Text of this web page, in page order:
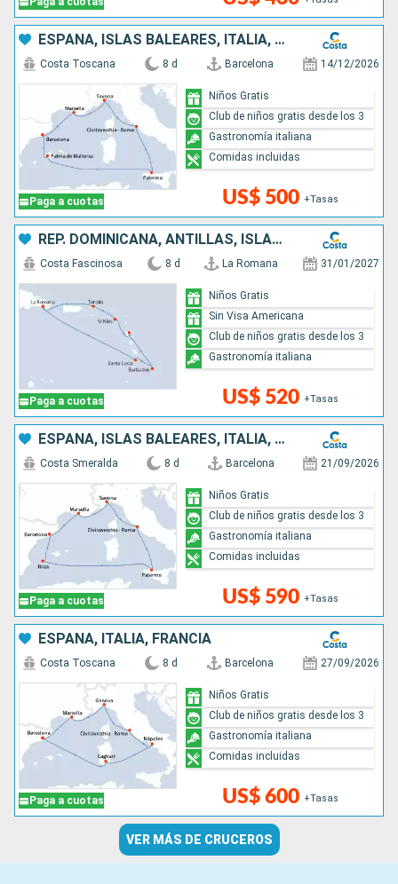
ESPAÑA, ISLAS BALEARES, ITALIA, FRANCIA
Paga a cuotas
Costa Toscana 8 d Barcelona 14/12/2026
US$ 500 +Tasas
Niños Gratis
Club de niños gratis desde los 3
Gastronomía italiana
Comidas incluidas
REP. DOMINICANA, ANTILLAS, ISLAS VÍRGENES
Paga a cuotas
Costa Fascinosa 8 d La Romana 31/01/2027
US$ 520 +Tasas
Niños Gratis
Sin Visa Americana
Club de niños gratis desde los 3
Gastronomía italiana
ESPAÑA, ISLAS BALEARES, ITALIA, FRANCIA
Paga a cuotas
Costa Smeralda 8 d Barcelona 21/09/2026
US$ 590 +Tasas
Niños Gratis
Club de niños gratis desde los 3
Gastronomía italiana
Comidas incluidas
ESPAÑA, ITALIA, FRANCIA
Paga a cuotas
Costa Toscana 8 d Barcelona 27/09/2026
US$ 600 +Tasas
Niños Gratis
Club de niños gratis desde los 3
Gastronomía italiana
Comidas incluidas
VER MÁS DE CRUCEROS